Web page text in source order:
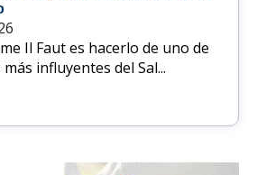
Il Faut es hacerlo de uno de
influyentes del Sal...